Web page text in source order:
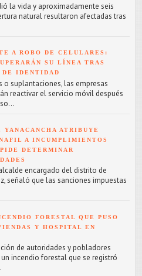
la vida y aproximadamente seis
natural resultaron afectadas tras
A ROBO DE CELULARES:
SU LÍNEA TRAS
IDENTIDAD
o suplantaciones, las empresas
reactivar el servicio móvil después
YANACANCHA ATRIBUYE
A INCUMPLIMIENTOS
DETERMINAR
encargado del distrito de
señaló que las sanciones impuestas
FORESTAL QUE PUSO
Y HOSPITAL EN
de autoridades y pobladores
incendio forestal que se registró